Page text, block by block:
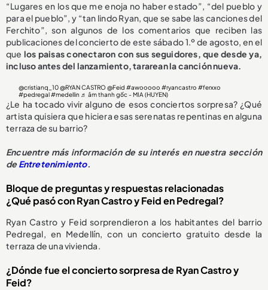
“Lugares en los que me enoja no haber estado”, “del pueblo y
para el pueblo”, y “tan lindo Ryan, que se sabe las canciones del
Ferchito”, son algunos de los comentarios que reciben las
publicaciones del concierto de este sábado 1.º de agosto, en el
que los paisas conectaron con sus seguidores, que desde ya,
incluso antes del lanzamiento, tararean la canción nueva.
@cristianq_10@RYAN CASTRO @Feid#awooooo #ryancastro #ferxxo
#pedregal #medellin ♬ âm thanh gốc - MIA (HUYEN)
¿Le ha tocado vivir alguno de esos conciertos sorpresa? ¿Qué
artista quisiera que hiciera esas serenatas repentinas en alguna
terraza de su barrio?
Encuentre más información de su interés en nuestra sección
deEntretenimiento.
Bloque de preguntas y respuestas relacionadas
¿Qué pasó con Ryan Castro y Feid en Pedregal?
Ryan Castro y Feid sorprendieron a los habitantes del barrio
Pedregal, en Medellín, con un concierto gratuito desde la
terraza de una vivienda.
¿Dónde fue el concierto sorpresa de Ryan Castro y
Feid?